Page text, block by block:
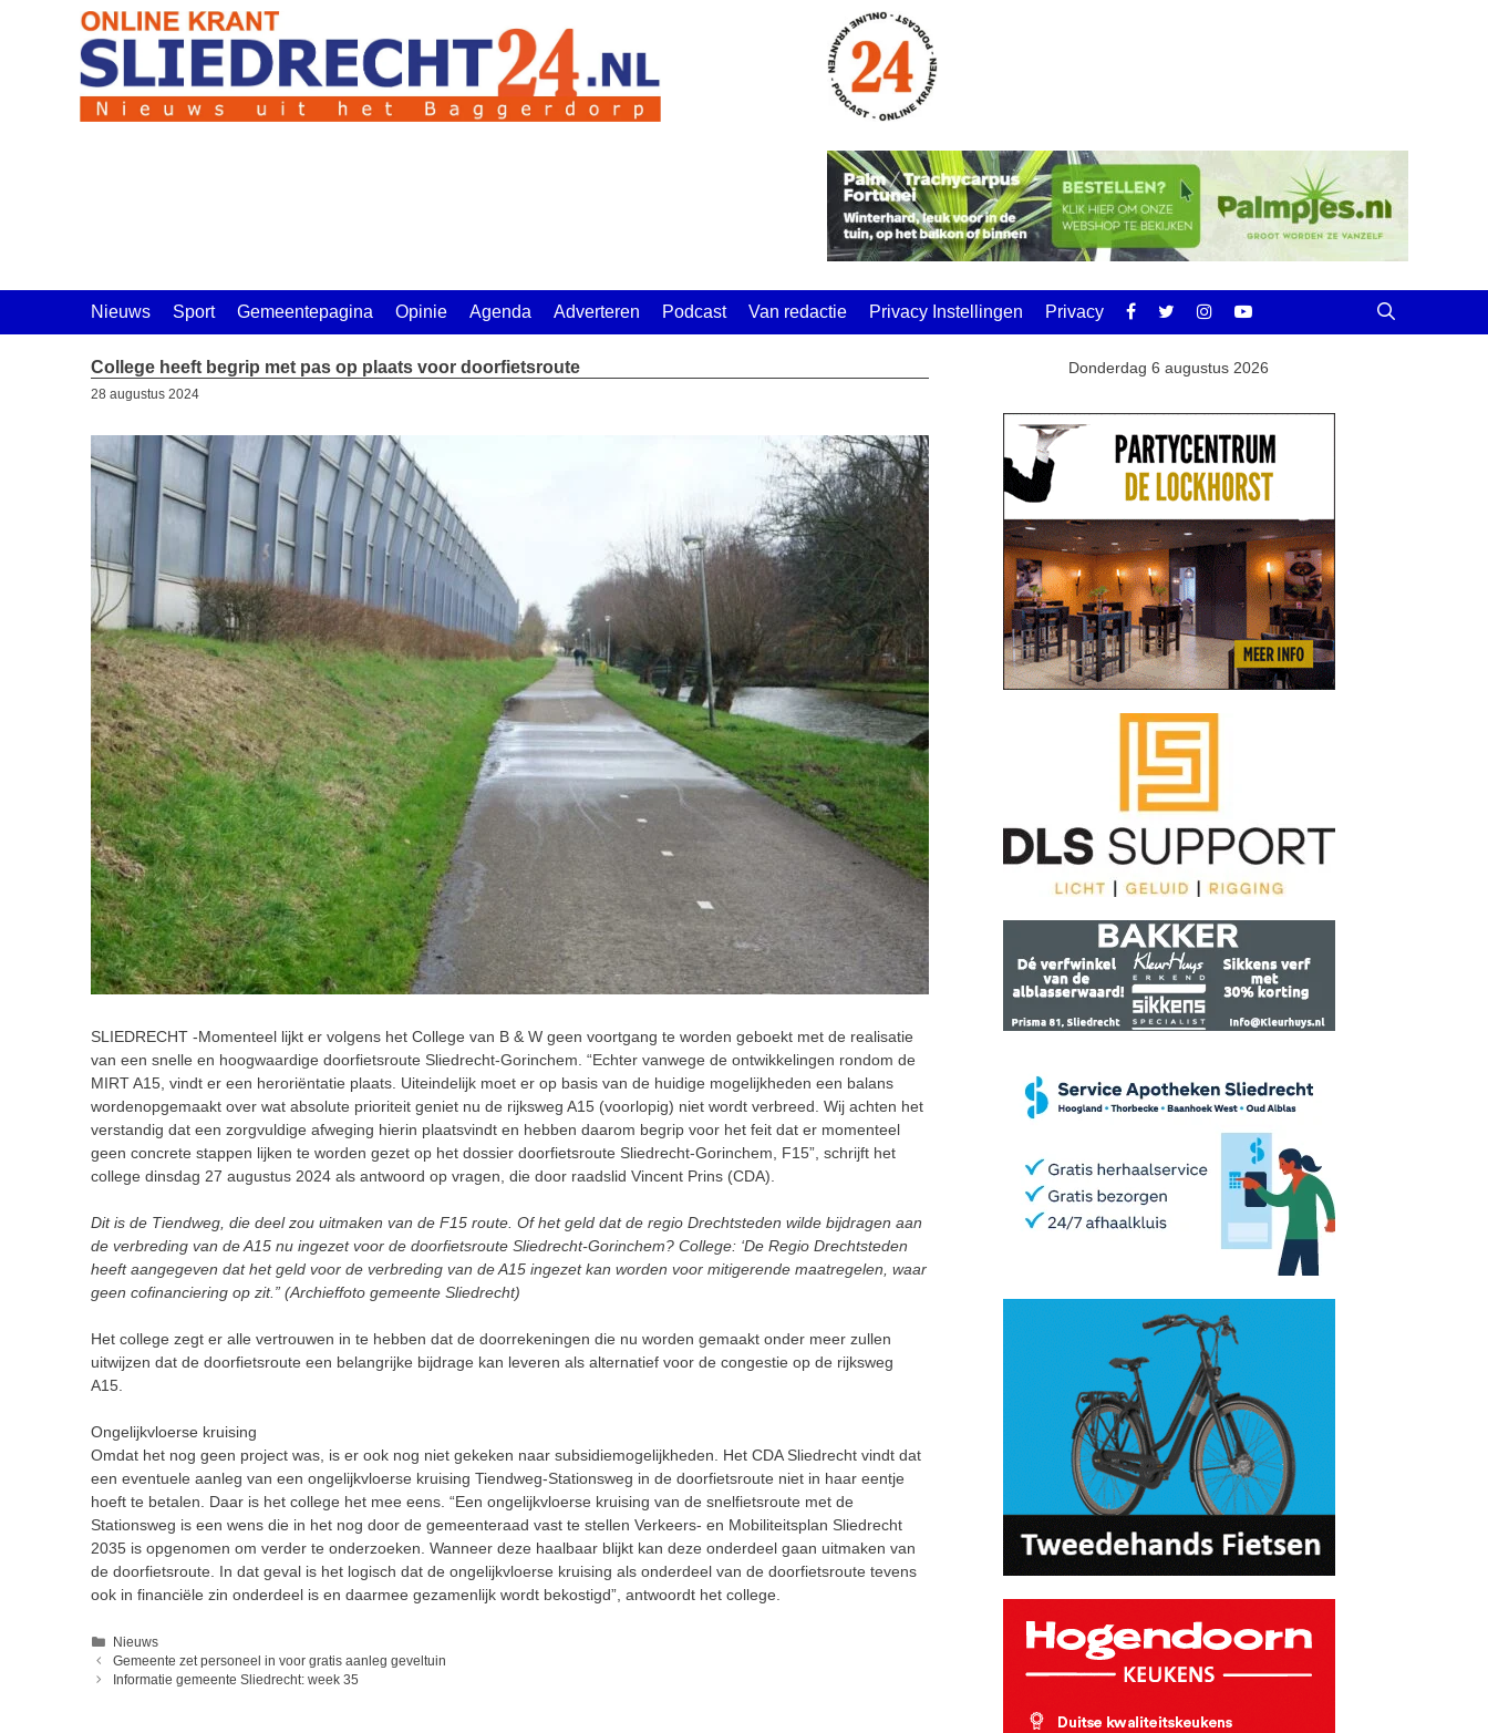
Nieuws Sport Gemeentepagina Opinie Agenda Adverteren Podcast Van redactie Privacy Instellingen Privacy
College heeft begrip met pas op plaats voor doorfietsroute
28 augustus 2024
SLIEDRECHT -Momenteel lijkt er volgens het College van B & W geen voortgang te worden geboekt met de realisatie
van een snelle en hoogwaardige doorfietsroute Sliedrecht-Gorinchem. “Echter vanwege de ontwikkelingen rondom de
MIRT A15, vindt er een heroriëntatie plaats. Uiteindelijk moet er op basis van de huidige mogelijkheden een balans
wordenopgemaakt over wat absolute prioriteit geniet nu de rijksweg A15 (voorlopig) niet wordt verbreed. Wij achten het
verstandig dat een zorgvuldige afweging hierin plaatsvindt en hebben daarom begrip voor het feit dat er momenteel
geen concrete stappen lijken te worden gezet op het dossier doorfietsroute Sliedrecht-Gorinchem, F15”, schrijft het
college dinsdag 27 augustus 2024 als antwoord op vragen, die door raadslid Vincent Prins (CDA).
Dit is de Tiendweg, die deel zou uitmaken van de F15 route. Of het geld dat de regio Drechtsteden wilde bijdragen aan
de verbreding van de A15 nu ingezet voor de doorfietsroute Sliedrecht-Gorinchem? College: ‘De Regio Drechtsteden
heeft aangegeven dat het geld voor de verbreding van de A15 ingezet kan worden voor mitigerende maatregelen, waar
geen cofinanciering op zit.” (Archieffoto gemeente Sliedrecht)
Het college zegt er alle vertrouwen in te hebben dat de doorrekeningen die nu worden gemaakt onder meer zullen
uitwijzen dat de doorfietsroute een belangrijke bijdrage kan leveren als alternatief voor de congestie op de rijksweg
A15.
Ongelijkvloerse kruising
Omdat het nog geen project was, is er ook nog niet gekeken naar subsidiemogelijkheden. Het CDA Sliedrecht vindt dat
een eventuele aanleg van een ongelijkvloerse kruising Tiendweg-Stationsweg in de doorfietsroute niet in haar eentje
hoeft te betalen. Daar is het college het mee eens. “Een ongelijkvloerse kruising van de snelfietsroute met de
Stationsweg is een wens die in het nog door de gemeenteraad vast te stellen Verkeers- en Mobiliteitsplan Sliedrecht
2035 is opgenomen om verder te onderzoeken. Wanneer deze haalbaar blijkt kan deze onderdeel gaan uitmaken van
de doorfietsroute. In dat geval is het logisch dat de ongelijkvloerse kruising als onderdeel van de doorfietsroute tevens
ook in financiële zin onderdeel is en daarmee gezamenlijk wordt bekostigd”, antwoordt het college.
Categorieën
Nieuws
Gemeente zet personeel in voor gratis aanleg geveltuin
Informatie gemeente Sliedrecht: week 35
Donderdag 6 augustus 2026